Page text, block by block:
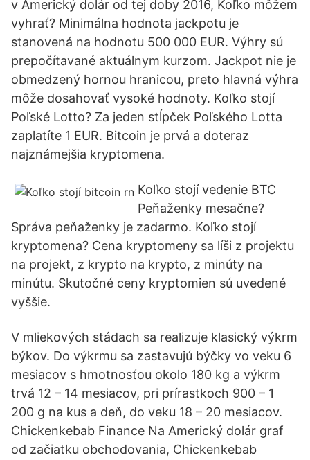
v Americký dolár od tej doby 2016, Koľko môžem
vyhrať? Minimálna hodnota jackpotu je
stanovená na hodnotu 500 000 EUR. Výhry sú
prepočítavané aktuálnym kurzom. Jackpot nie je
obmedzený hornou hranicou, preto hlavná výhra
môže dosahovať vysoké hodnoty. Koľko stojí
Poľské Lotto? Za jeden stĺpček Poľského Lotta
zaplatíte 1 EUR. Bitcoin je prvá a doteraz
najznámejšia kryptomena.
Koľko stojí vedenie BTC
Peňaženky mesačne?
Správa peňaženky je zadarmo. Koľko stojí
kryptomena? Cena kryptomeny sa líši z projektu
na projekt, z krypto na krypto, z minúty na
minútu. Skutočné ceny kryptomien sú uvedené
vyššie.
V mliekových stádach sa realizuje klasický výkrm
býkov. Do výkrmu sa zastavujú býčky vo veku 6
mesiacov s hmotnosťou okolo 180 kg a výkrm
trvá 12 – 14 mesiacov, pri prírastkoch 900 – 1
200 g na kus a deň, do veku 18 – 20 mesiacov.
Chickenkebab Finance Na Americký dolár graf
od začiatku obchodovania, Chickenkebab